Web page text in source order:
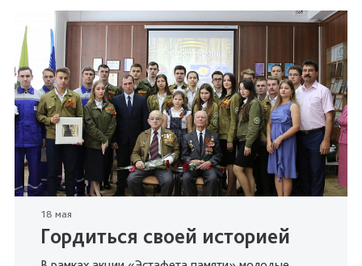
18 мая
Гордиться своей историей